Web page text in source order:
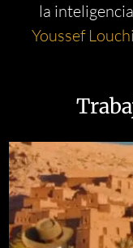
la
Youssef Louchi